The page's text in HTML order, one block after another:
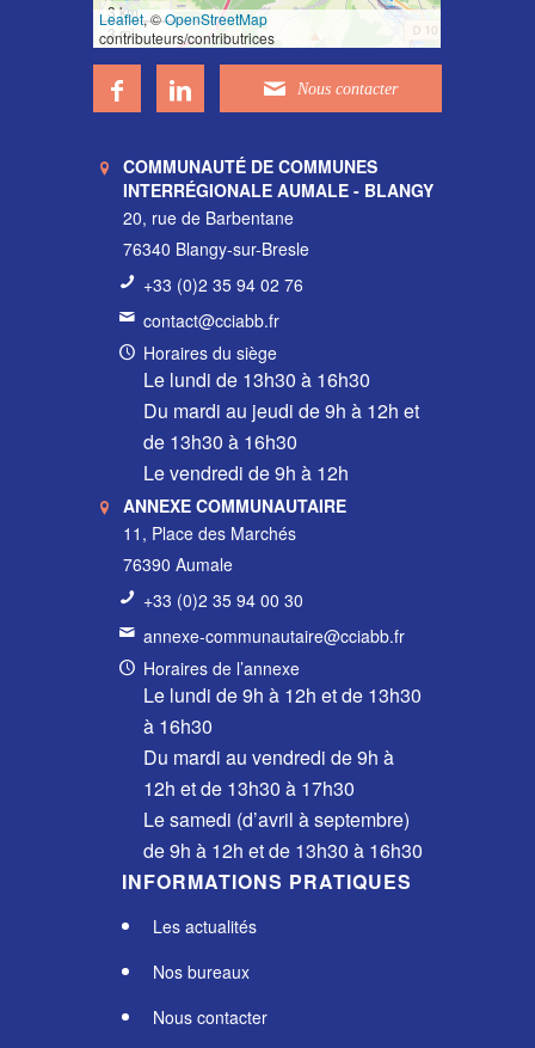
3 km
3 mi
Leaflet, ©OpenStreetMap
contributeurs/contributrices
COMMUNAUTÉ DE COMMUNES
INTERRÉGIONALE AUMALE - BLANGY
20, rue de Barbentane
76340 Blangy-sur-Bresle
+33 (0)2 35 94 02 76
contact@cciabb.fr
Horaires du siège
Le lundi de 13h30 à 16h30
Du mardi au jeudi de 9h à 12h et
de 13h30 à 16h30
Le vendredi de 9h à 12h
ANNEXE COMMUNAUTAIRE
11, Place des Marchés
76390 Aumale
+33 (0)2 35 94 00 30
annexe-communautaire@cciabb.fr
Horaires de l’annexe
Le lundi de 9h à 12h et de 13h30
à 16h30
Du mardi au vendredi de 9h à
12h et de 13h30 à 17h30
Le samedi (d’avril à septembre)
de 9h à 12h et de 13h30 à 16h30
INFORMATIONS PRATIQUES
Les actualités
Nos bureaux
Nous contacter